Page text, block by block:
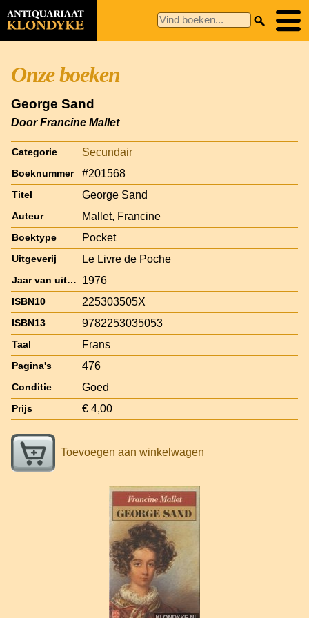
Onze boeken
George Sand
Door Francine Mallet
Categorie Secundair
Boeknummer #201568
Titel George Sand
Auteur Mallet, Francine
Boektype Pocket
Uitgeverij Le Livre de Poche
Jaar van uitgave 1976
ISBN10 225303505X
ISBN13 9782253035053
Taal Frans
Pagina's 476
Conditie Goed
Prijs € 4,00
Toevoegen aan winkelwagen